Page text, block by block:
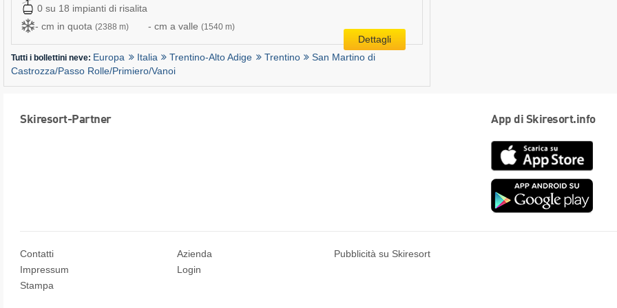
0 su 18 impianti di risalita
- cm in quota (2388 m) - cm a valle (1540 m)
Dettagli
Tutti i bollettini neve: Europa Italia Trentino-Alto Adige Trentino
San Martino di
Castrozza/​Passo Rolle/​Primiero/​Vanoi
Skiresort-Partner App di Skiresort.info
App
Contatti
Impressum
Stampa
Azienda
Login
Pubblicità su Skiresort